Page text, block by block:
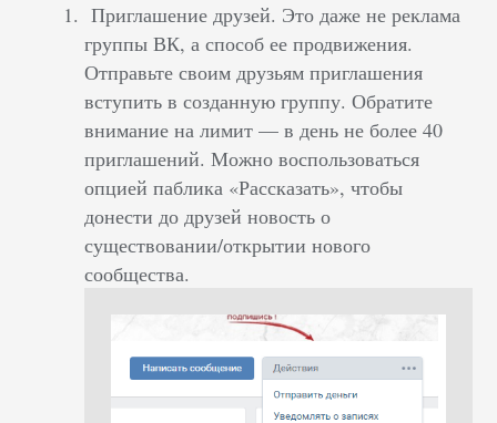
Приглашение друзей. Это даже не реклама
группы ВК, а способ ее продвижения.
Отправьте своим друзьям приглашения
вступить в созданную группу. Обратите
внимание на лимит — в день не более 40
приглашений. Можно воспользоваться
опцией паблика «Рассказать», чтобы
донести до друзей новость о
существовании/открытии нового
сообщества.